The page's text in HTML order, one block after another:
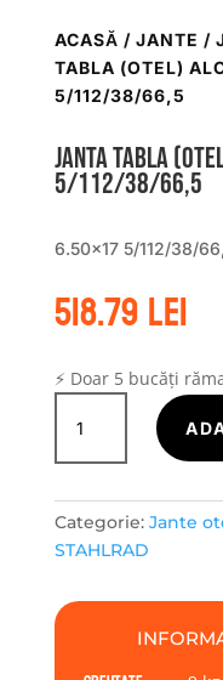
ACASĂ / JANTE /
TABLA (OTEL)
5/112/38/66,5
Janta tabla (otel)
5/112/38/66,5
6.50×17 5/112/38/
518.79lei
⚡ Doar 5 bucăți
Cantitate
Janta
tabla
ALCAR
STAHLRAD
5/112/38/66,5
Categorie: Jante
STAHLRAD